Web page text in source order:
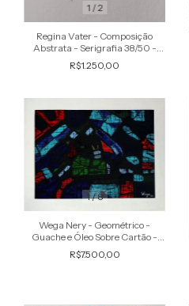
1 / 2
Regina Vater - Composição
Abstrata - Serigrafia 38/50 -
Assinada- Med. 66 x 50 cm
R$1.250,00
1/8
Wega Nery - Geométrico -
Guache e Óleo Sobre Cartão -
Estudo (para Vitral) VII, Datado
1960
R$7.500,00